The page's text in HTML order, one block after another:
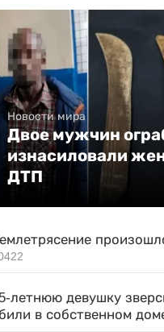
Новости мира
Двое мужчин
изнасиловали
ДТП
летнюю девушку
в собственном